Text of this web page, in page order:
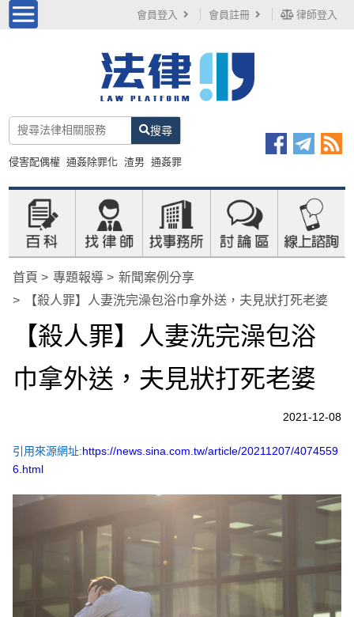
會員登入 會員註冊 律師登入
搜尋
侵害配偶權 通姦除罪化 渣男 通姦罪
首頁 專題報導
新聞案例分享
【殺人罪】人妻洗完澡包浴巾拿外送，夫見狀打死老婆
【殺人罪】人妻洗完澡包浴
巾拿外送，夫見狀打死老婆
2021-12-08
引用來源網址:https://news.sina.com.tw/article/20211207/4074559
6.html